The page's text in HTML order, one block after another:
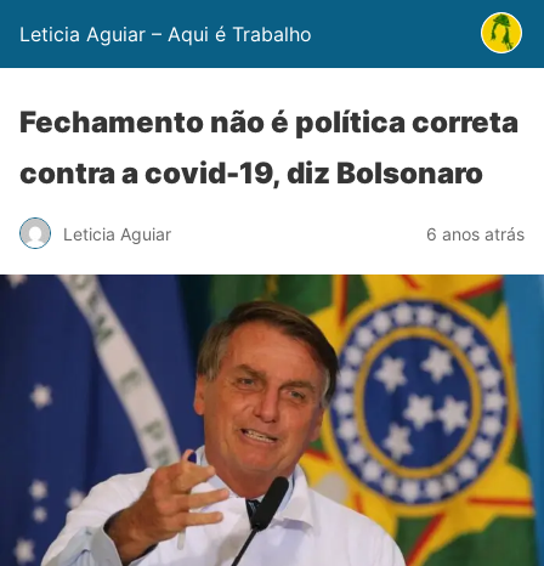
Leticia Aguiar – Aqui é Trabalho
Fechamento não é política correta
contra a covid-19, diz Bolsonaro
Leticia Aguiar 6 anos atrás